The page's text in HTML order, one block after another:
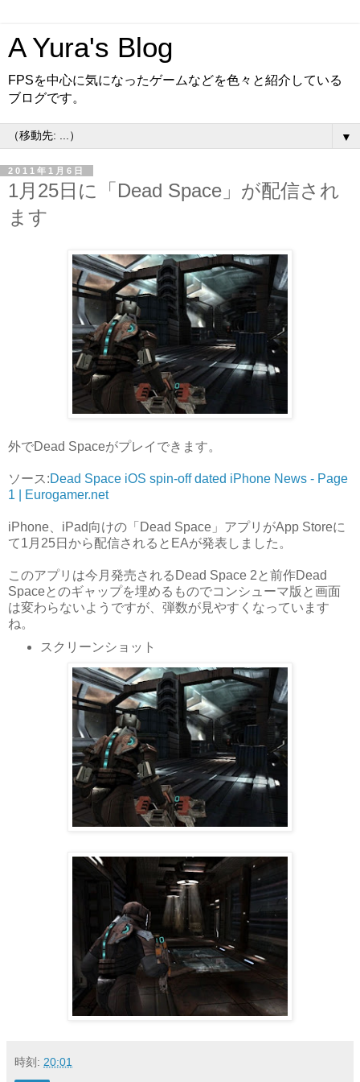
A Yura's Blog
FPSを中心に気になったゲームなどを色々と紹介している
ブログです。
▼
2011年1月6日
1月25日に「Dead Space」が配信され
ます
外でDead Spaceがプレイできます。
ソース:Dead Space iOS spin-off dated iPhone News - Page
1 | Eurogamer.net
iPhone、iPad向けの「Dead Space」アプリがApp Storeに
て1月25日から配信されるとEAが発表しました。
このアプリは今月発売されるDead Space 2と前作Dead
Spaceとのギャップを埋めるものでコンシューマ版と画面
は変わらないようですが、弾数が見やすくなっています
ね。
スクリーンショット
時刻: 20:01